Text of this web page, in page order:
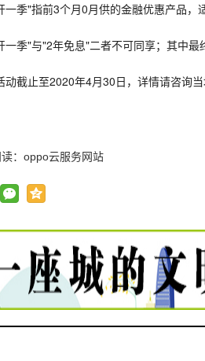
一季"指前3个月0月供的金融优惠产品，
一季"与"2年免息"二者不可同享；其中最
动截止至2020年4月30日，详情请咨询
： oppo云服务网站